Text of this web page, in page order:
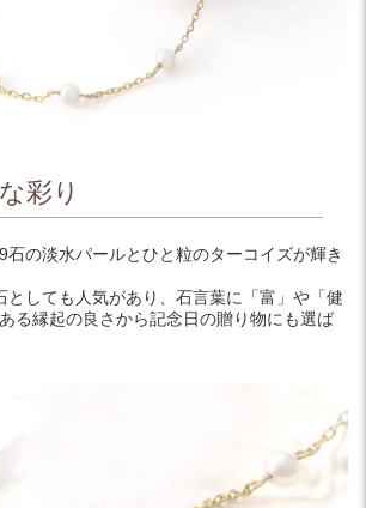
彩り
石の淡水パールとひと粒のターコイズが輝き
としても人気があり、石言葉に「富」や「健
る縁起の良さから記念日の贈り物にも選ば